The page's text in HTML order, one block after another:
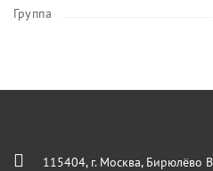
Группа
115404, г. Москва, Бирюлёво